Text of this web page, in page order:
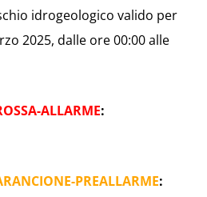
idrogeologico valido per
2025, dalle ore 00:00 alle
ALLARME:
PREALLARME: